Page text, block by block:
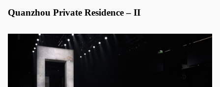
Quanzhou Private Residence – II